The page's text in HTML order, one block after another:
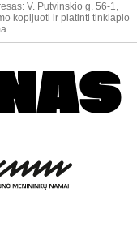
V. Putvinskio g. 56-1,
kopijuoti ir platinti tinklapio